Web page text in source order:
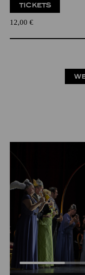
TICKETS
12,00 €